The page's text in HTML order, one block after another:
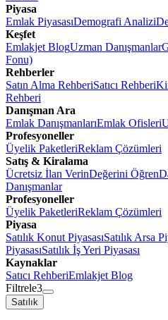
Piyasa
Emlak PiyasasıDemografi Analizi
Keşfet
Emlakjet BlogUzman Danışmanlar
Fonu)
Rehberler
Satın Alma RehberiSatıcı Rehberi
Rehberi
Danışman Ara
Emlak DanışmanlarıEmlak Ofisleri
Profesyoneller
Üyelik PaketleriReklam Çözümleri
Satış & Kiralama
Ücretsiz İlan VerinDeğerini Öğren
Danışmanlar
Profesyoneller
Üyelik PaketleriReklam Çözümleri
Piyasa
Satılık Konut PiyasasıSatılık Arsa
PiyasasıSatılık İş Yeri Piyasası
Kaynaklar
Satıcı RehberiEmlakjet Blog
Filtrele3
Satılık